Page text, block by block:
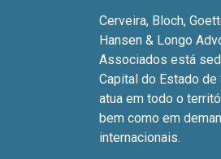
Cerveira, Bloch,
Hansen & Longo
Associados está
Capital do Estado de
atua em todo o
bem como em
internacionais.